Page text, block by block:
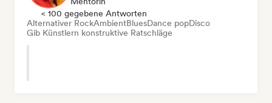
< 100 gegebene Antworten
Alternativer RockAmbientBluesDance popDisco
Gib Künstlern konstruktive Ratschläge